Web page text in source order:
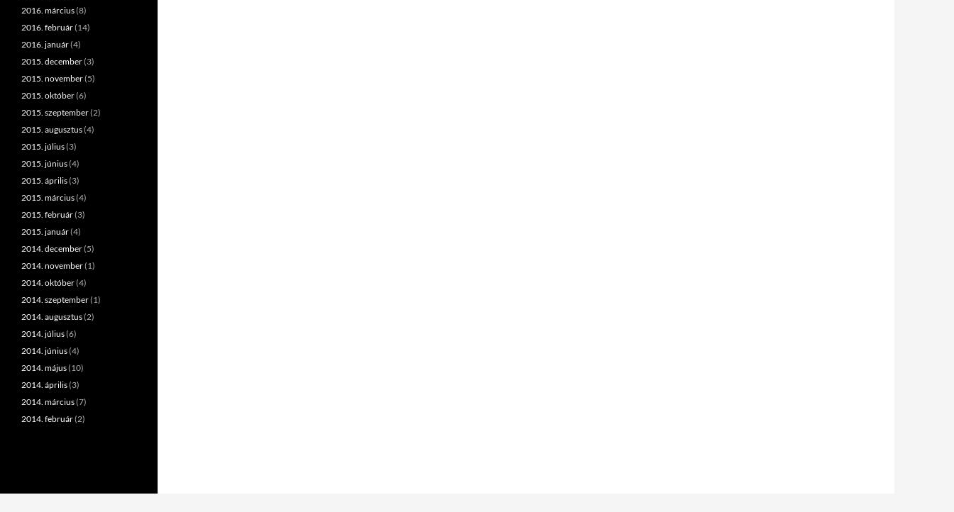
2016. március(8)
2016. február(14)
2016. január(4)
2015. december(3)
2015. november(5)
2015. október(6)
2015. szeptember(2)
2015. augusztus(4)
2015. július(3)
2015. június(4)
2015. április(3)
2015. március(4)
2015. február(3)
2015. január(4)
2014. december(5)
2014. november(1)
2014. október(4)
2014. szeptember(1)
2014. augusztus(2)
2014. július(6)
2014. június(4)
2014. május(10)
2014. április(3)
2014. március(7)
2014. február(2)